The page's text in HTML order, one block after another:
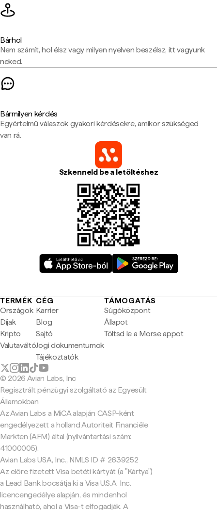
Bárhol
Nem számít, hol élsz vagy milyen nyelven beszélsz, itt vagyunk
neked.
Bármilyen kérdés
Egyértelmű válaszok gyakori kérdésekre, amikor szükséged
van rá.
Szkenneld be a letöltéshez
TERMÉK
Országok
Díjak
Kripto
Valutaváltó
CÉG
Karrier
Blog
Sajtó
Jogi dokumentumok
Tájékoztatók
TÁMOGATÁS
Súgóközpont
Állapot
Töltsd le a Morse appot
© 2026 Avian Labs, Inc
Regisztrált pénzügyi szolgáltató az Egyesült
Államokban
Az Avian Labs a MiCA alapján CASP-ként
engedélyezett a holland Autoriteit Financiële
Markten (AFM) által (nyilvántartási szám:
41000005).
Avian Labs USA, Inc., NMLS ID # 2639252
Az előre fizetett Visa betéti kártyát (a "Kártya")
a Lead Bank bocsátja ki a Visa U.S.A. Inc.
licencengedélye alapján, és mindenhol
használható, ahol a Visa-t elfogadják. A